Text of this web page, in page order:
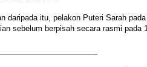
daripada itu, pelakon Puteri Sarah
sebelum berpisah secara rasmi pada